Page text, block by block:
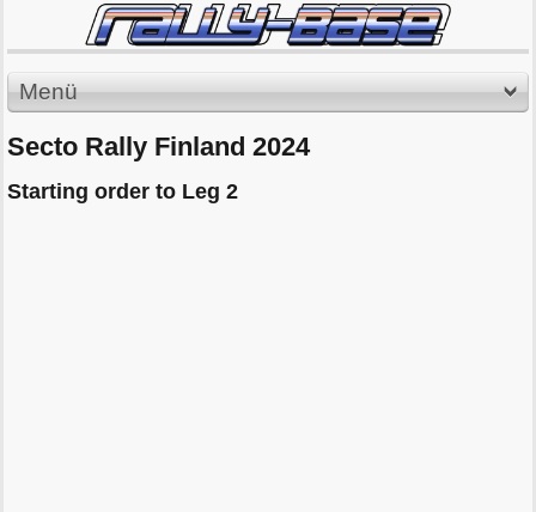
Menü
Secto Rally Finland 2024
Starting order to Leg 2